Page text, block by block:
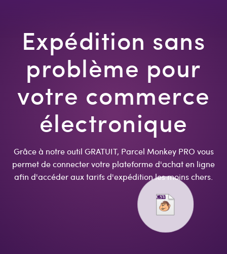
Expédition sans
problème pour
votre commerce
électronique
Grâce à notre outil GRATUIT, Parcel Monkey PRO vous
permet de connecter votre plateforme d'achat en ligne
afin d'accéder aux tarifs d'expédition les moins chers.